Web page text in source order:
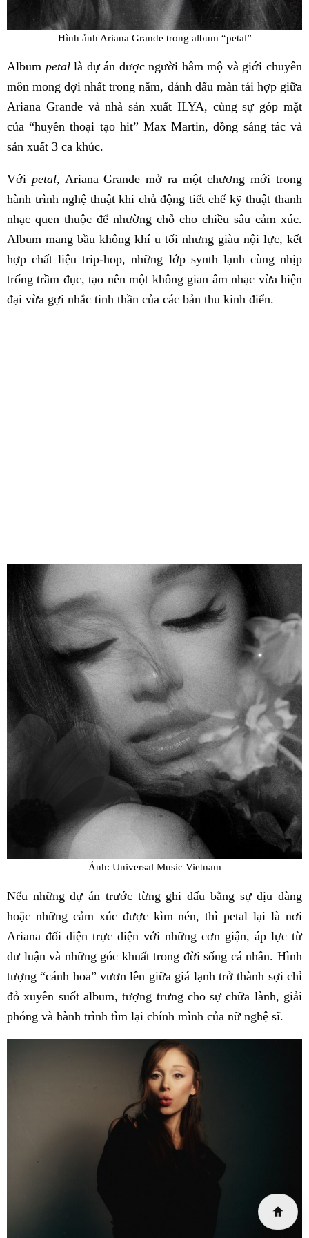
Hình ảnh Ariana Grande trong album “petal”
Album petallà dự án được người hâm mộ và giới chuyên
môn mong đợi nhất trong năm, đánh dấu màn tái hợp giữa
Ariana Grande và nhà sản xuất ILYA, cùng sự góp mặt
của “huyền thoại tạo hit” Max Martin, đồng sáng tác và
sản xuất 3 ca khúc.
Với petal, Ariana Grande mở ra một chương mới trong
hành trình nghệ thuật khi chủ động tiết chế kỹ thuật thanh
nhạc quen thuộc để nhường chỗ cho chiều sâu cảm xúc.
Album mang bầu không khí u tối nhưng giàu nội lực, kết
hợp chất liệu trip-hop, những lớp synth lạnh cùng nhịp
trống trầm đục, tạo nên một không gian âm nhạc vừa hiện
đại vừa gợi nhắc tinh thần của các bản thu kinh điển.
Ảnh: Universal Music Vietnam
Nếu những dự án trước từng ghi dấu bằng sự dịu dàng
hoặc những cảm xúc được kìm nén, thì petal lại là nơi
Ariana đối diện trực diện với những cơn giận, áp lực từ
dư luận và những góc khuất trong đời sống cá nhân. Hình
tượng “cánh hoa” vươn lên giữa giá lạnh trở thành sợi chỉ
đỏ xuyên suốt album, tượng trưng cho sự chữa lành, giải
phóng và hành trình tìm lại chính mình của nữ nghệ sĩ.